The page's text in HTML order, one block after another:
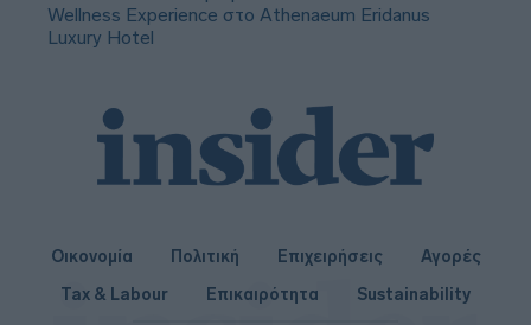
Wellness Experience στο Athenaeum Eridanus
Luxury Hotel
Οικονομία Πολιτική Επιχειρήσεις
Αγορές
Tax & Labour
Επικαιρότητα Sustainability